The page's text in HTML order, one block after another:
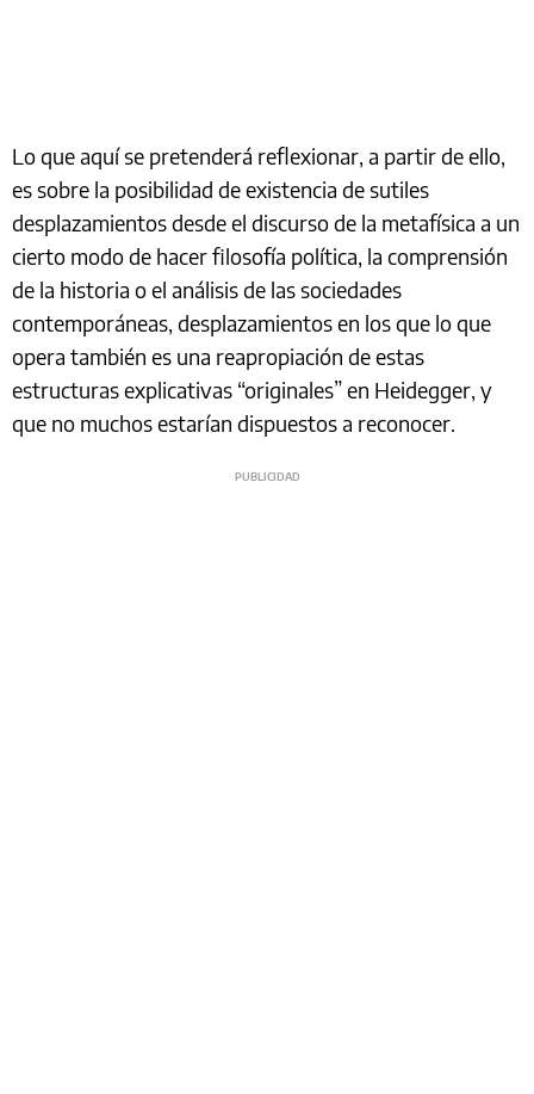
Lo que aquí se pretenderá reflexionar, a partir de ello,
es sobre la posibilidad de existencia de sutiles
desplazamientos desde el discurso de la metafísica a un
cierto modo de hacer filosofía política, la comprensión
de la historia o el análisis de las sociedades
contemporáneas, desplazamientos en los que lo que
opera también es una reapropiación de estas
estructuras explicativas “originales” en Heidegger, y
que no muchos estarían dispuestos a reconocer.